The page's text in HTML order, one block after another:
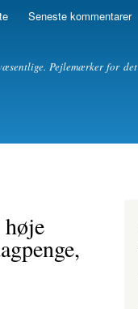
Seneste kommentarer
Pejlemærker for